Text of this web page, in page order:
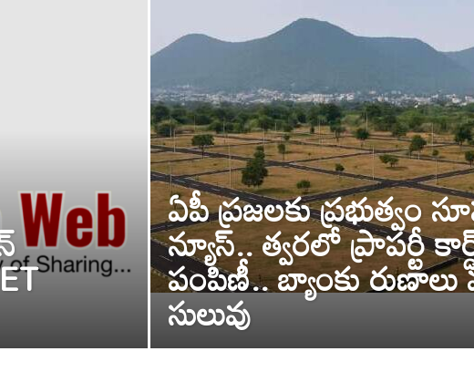
ఏపీ ప్రజలకు ప్రభుత్వం
న్యూస్.. త్వరలో ప్రాపర్టీ
పంపిణీ.. బ్యాంకు
సులువు